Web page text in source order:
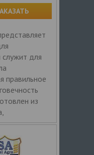
для
правильное
из